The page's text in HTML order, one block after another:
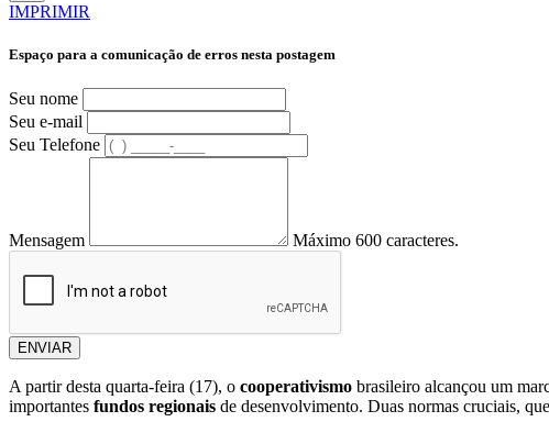
IMPRIMIR
Espaço para a comunicação de erros nesta postagem
Seu nome
Seu e-mail
Seu Telefone
Mensagem Máximo 600 caracteres.
ENVIAR
A partir desta quarta-feira (17), o cooperativismo brasileiro alcançou um
importantes fundos regionais de desenvolvimento. Duas normas cruciais,